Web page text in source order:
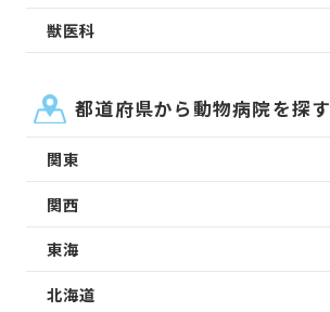
獣医科
都道府県から動物病院を探す
関東
関西
東海
北海道